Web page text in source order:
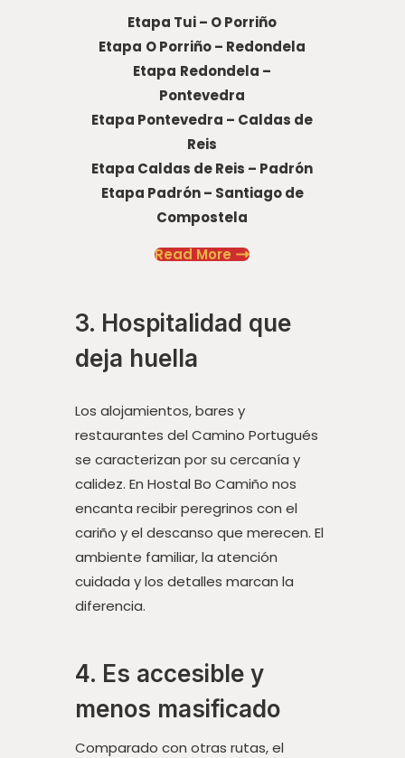
Etapa Tui – O Porriño
Etapa O Porriño – Redondela
Etapa Redondela –
Pontevedra
Etapa Pontevedra – Caldas de
Reis
Etapa Caldas de Reis – Padrón
Etapa Padrón – Santiago de
Compostela
Read More
3. Hospitalidad que
deja huella
Los alojamientos, bares y
restaurantes del Camino Portugués
se caracterizan por su cercanía y
calidez. En Hostal Bo Camiño nos
encanta recibir peregrinos con el
cariño y el descanso que merecen. El
ambiente familiar, la atención
cuidada y los detalles marcan la
diferencia.
4. Es accesible y
menos masificado
Comparado con otras rutas, el